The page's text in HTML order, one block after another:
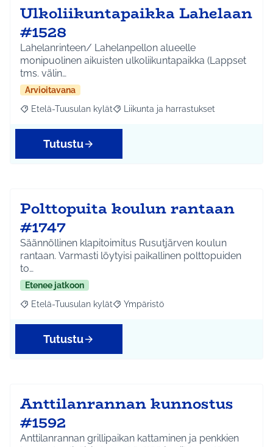
Ulkoliikuntapaikka Lahelaan
#1528
Lahelanrinteen/ Lahelanpellon alueelle
monipuolinen aikuisten ulkoliikuntapaikka (Lappset
tms. välin…
Arvioitavana
Rajaa tulokset aihepiirin mukaan: Etelä-Tuusulan kylät
Etelä-Tuusulan kylät Rajaa tulokset teeman mukaan:
Liikunta ja harrastukset
Tutustu
Polttopuita koulun rantaan
#1747
Säännöllinen klapitoimitus Rusutjärven koulun
rantaan. Varmasti löytyisi paikallinen polttopuiden
to…
Etenee jatkoon
Rajaa tulokset aihepiirin mukaan: Etelä-Tuusulan kylät
Etelä-Tuusulan kylät Rajaa tulokset teeman mukaan:
Ympäristö
Tutustu
Anttilanrannan kunnostus
#1592
Anttilanrannan grillipaikan kattaminen ja penkkien